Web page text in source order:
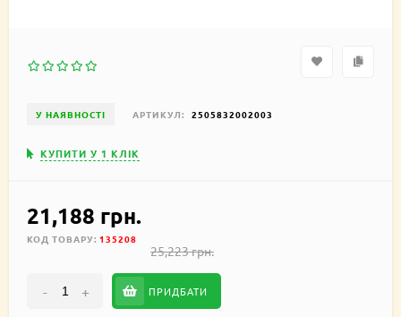
У НАЯВНОСТІ АРТИКУЛ: 2505832002003
КУПИТИ У 1 КЛIК
21,188 грн.
КОД ТОВАРУ: 135208
25,223 грн.
- + ПРИДБАТИ